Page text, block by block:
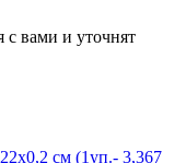
с вами и уточнят
см (1уп.- 3,367